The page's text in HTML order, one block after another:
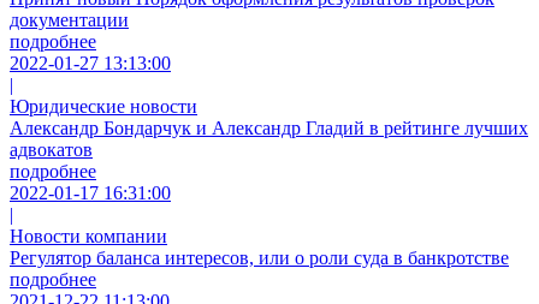
документации
подробнее
2022-01-27 13:13:00
|
Юридические новости
Александр Бондарчук и Александр Гладий в рейтинге лучших
адвокатов
подробнее
2022-01-17 16:31:00
|
Новости компании
Регулятор баланса интересов, или о роли суда в банкротстве
подробнее